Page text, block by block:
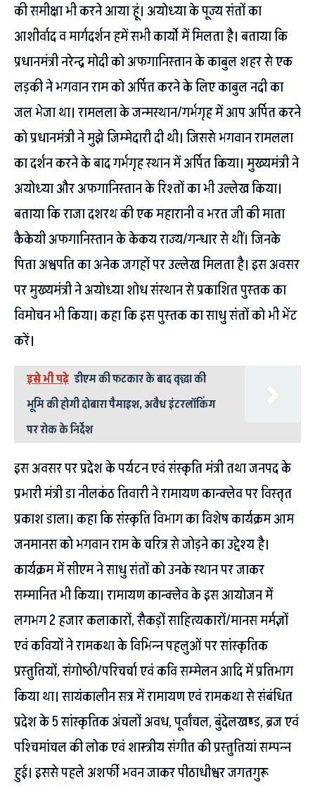
की समीक्षा भी करने आया हूं। अयोध्या के पूज्य संतों का
आशीर्वाद व मार्गदर्शन हमें सभी कार्यो में मिलता है। बताया कि
प्रधानमंत्री नरेन्द्र मोदी को अफगानिस्तान के काबुल शहर से एक
लड़की ने भगवान राम को अर्पित करने के लिए काबुल नदी का
जल भेजा था। रामलला के जन्मस्थान/गर्भगृह में आप अर्पित करने
को प्रधानमंत्री ने मुझे जिम्मेदारी दी थी। जिससे भगवान रामलला
का दर्शन करने के बाद गर्भगृह स्थान में अर्पित किया। मुख्यमंत्री ने
अयोध्या और अफगानिस्तान के रिश्तों का भी उल्लेख किया।
बताया कि राजा दशरथ की एक महारानी व भरत जी की माता
कैकेयी अफगानिस्तान के केकय राज्य/गन्धार से थीं। जिनके
पिता अश्वपति का अनेक जगहों पर उल्लेख मिलता है। इस अवसर
पर मुख्यमंत्री ने अयोध्या शोध संस्थान से प्रकाशित पुस्तक का
विमोचन भी किया। कहा कि इस पुस्तक का साधु संतों को भी भेंट
करें।
इसे भी पढ़े डीएम की फटकार के बाद वृद्धा की
भूमि की होगी दोबारा पैमाइश, अवैध इंटरलॉकिंग
पर रोक के निर्देश
इस अवसर पर प्रदेश के पर्यटन एवं संस्कृति मंत्री तथा जनपद के
प्रभारी मंत्री डा नीलकंठ तिवारी ने रामायण कान्क्लेव पर विस्तृत
प्रकाश डाला। कहा कि संस्कृति विभाग का विशेष कार्यक्रम आम
जनमानस को भगवान राम के चरित्र से जोड़ने का उद्देश्य है।
कार्यक्रम में सीएम ने साधु संतों को उनके स्थान पर जाकर
सम्मानित भी किया। रामायण कान्क्लेव के इस आयोजन में
लगभग 2 हजार कलाकारों, सैकड़ों साहित्यकारों/मानस मर्मज्ञों
एवं कवियों ने रामकथा के विभिन्न पहलुओं पर सांस्कृतिक
प्रस्तुतियों, संगोष्ठी/परिचर्चा एवं कवि सम्मेलन आदि में प्रतिभाग
किया था। सायंकालीन सत्र में रामायण एवं रामकथा से संबंधित
प्रदेश के 5 सांस्कृतिक अंचलों अवध, पूर्वांचल, बुंदेलखण्ड, ब्रज एवं
पश्चिमांचल की लोक एवं शास्त्रीय संगीत की प्रस्तुतियां सम्पन्न
हुई। इससे पहले अशर्फी भवन जाकर पीठाधीश्वर जगतगुरू